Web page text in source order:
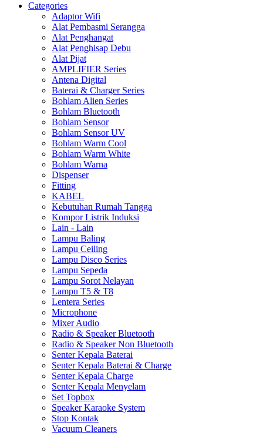
Categories
Adaptor Wifi
Alat Pembasmi Serangga
Alat Penghangat
Alat Penghisap Debu
Alat Pijat
AMPLIFIER Series
Antena Digital
Baterai & Charger Series
Bohlam Alien Series
Bohlam Bluetooth
Bohlam Sensor
Bohlam Sensor UV
Bohlam Warm Cool
Bohlam Warm White
Bohlam Warna
Dispenser
Fitting
KABEL
Kebutuhan Rumah Tangga
Kompor Listrik Induksi
Lain - Lain
Lampu Baling
Lampu Ceiling
Lampu Disco Series
Lampu Sepeda
Lampu Sorot Nelayan
Lampu T5 & T8
Lentera Series
Microphone
Mixer Audio
Radio & Speaker Bluetooth
Radio & Speaker Non Bluetooth
Senter Kepala Baterai
Senter Kepala Baterai & Charge
Senter Kepala Charge
Senter Kepala Menyelam
Set Topbox
Speaker Karaoke System
Stop Kontak
Vacuum Cleaners